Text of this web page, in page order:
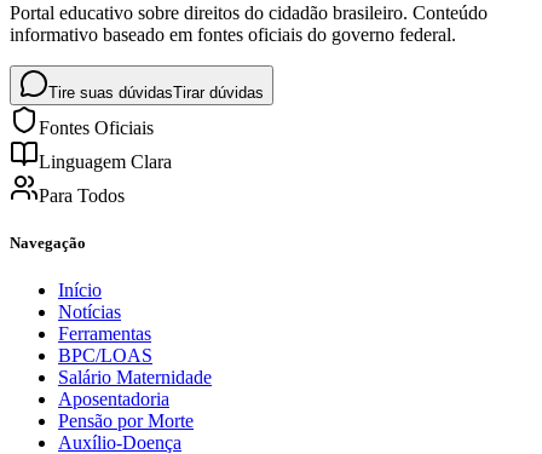
Portal educativo sobre direitos do cidadão brasileiro. Conteúdo
informativo baseado em fontes oficiais do governo federal.
Tire suas dúvidasTirar dúvidas
Fontes Oficiais
Linguagem Clara
Para Todos
Navegação
Início
Notícias
Ferramentas
BPC/LOAS
Salário Maternidade
Aposentadoria
Pensão por Morte
Auxílio-Doença